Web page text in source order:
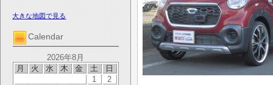
大きな地図で見る
Calendar
2026年8月
月
火 水 木 金 土 日
1
2